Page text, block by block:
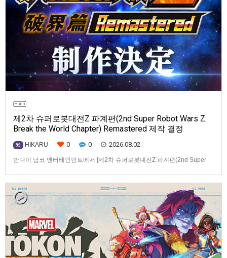
제2차 슈퍼로봇대전Z 파계편(2nd Super Robot Wars Z:
Break the World Chapter) Remastered 제작 결정
99 HIKARU 0 0 2026.08.02
반다이 남코 엔터테인먼트에서 [제2차 슈퍼로봇대전Z 파계편(2nd Super
판[제2차 슈퍼로봇대전Z 파계편]은 2011년 PSP로 발매되었으며, 2012년
에 발매되었던 [제2…